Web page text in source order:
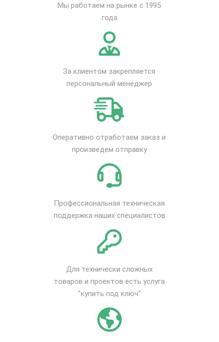
Мы работаем на рынке с 1995
года
За клиентом закрепляется
персональный менеджер
Оперативно отработаем заказ и
произведем отправку
Профессиональная техническая
поддержка наших специалистов
Для технически сложных
товаров и проектов есть услуга
"купить под ключ"